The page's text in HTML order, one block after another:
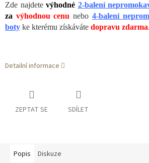
Zde najdetevýhodné 2-balení
za výhodnou cenu nebo 4-balení
boty ke kterému získáváte dopravu zdarma.
Detailní informace
ZEPTAT SE SDÍLET
Popis Diskuze